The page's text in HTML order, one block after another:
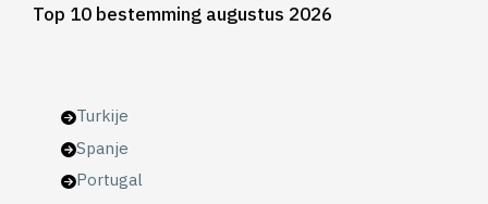
Top 10 bestemming augustus 2026
Turkije
Spanje
Portugal